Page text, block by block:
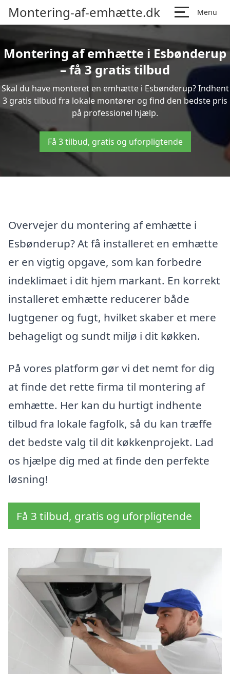
Montering-af-emhætte.dk Menu
Montering af emhætte i Esbønderup
– få 3 gratis tilbud
Skal du have monteret en emhætte i Esbønderup? Indhent
3 gratis tilbud fra lokale montører og find den bedste pris
på professionel hjælp.
Få 3 tilbud, gratis og uforpligtende
Overvejer du montering af emhætte i
Esbønderup? At få installeret en emhætte
er en vigtig opgave, som kan forbedre
indeklimaet i dit hjem markant. En korrekt
installeret emhætte reducerer både
lugtgener og fugt, hvilket skaber et mere
behageligt og sundt miljø i dit køkken.
På vores platform gør vi det nemt for dig
at finde det rette firma til montering af
emhætte. Her kan du hurtigt indhente
tilbud fra lokale fagfolk, så du kan træffe
det bedste valg til dit køkkenprojekt. Lad
os hjælpe dig med at finde den perfekte
løsning!
Få 3 tilbud, gratis og uforpligtende